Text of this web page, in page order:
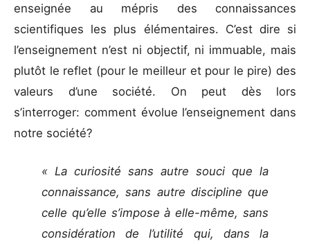
enseignée au mépris des connaissances
scientifiques les plus élémentaires. C’est dire si
l’enseignement n’est ni objectif, ni immuable, mais
plutôt le reflet (pour le meilleur et pour le pire) des
valeurs d’une société. On peut dès lors
s’interroger: comment évolue l’enseignement dans
notre société?
« La curiosité sans autre souci que la
connaissance, sans autre discipline que
celle qu’elle s’impose à elle-même, sans
considération de l’utilité qui, dans la